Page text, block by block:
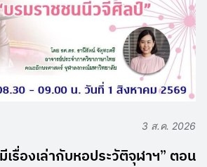
3 ส.ค. 2026
เรื่องเล่ากับหอประวัติจุฬาฯ” ตอน